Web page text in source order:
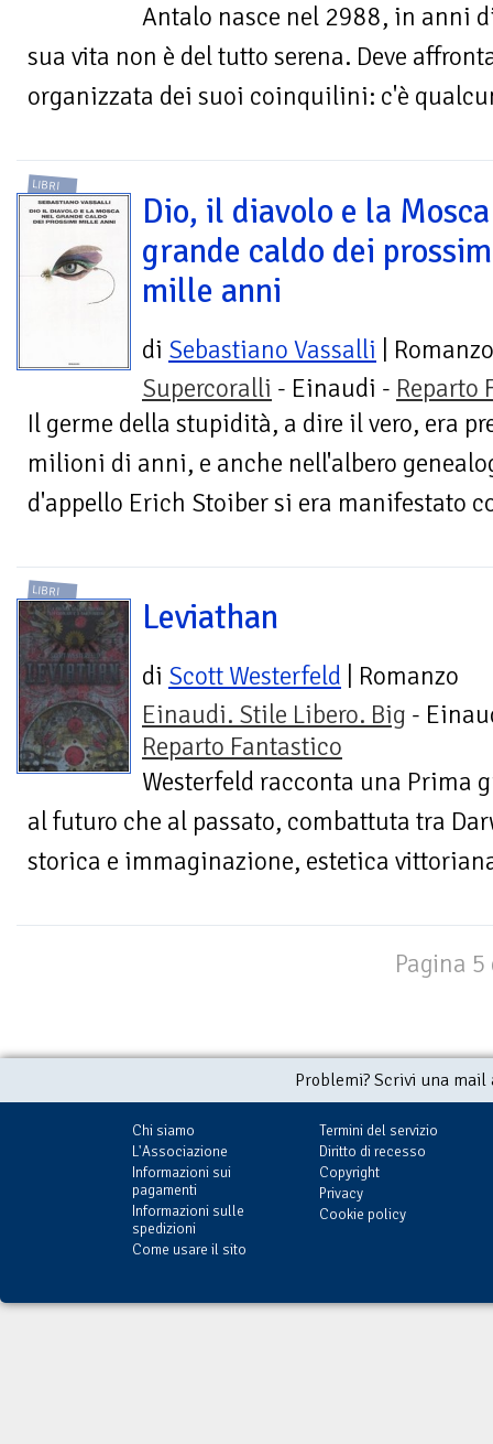
Antalo nasce nel 2988, in anni
sua vita non è del tutto serena. Deve
organizzata dei suoi coinquilini: c'è
LIBRI
Dio, il diavolo e la
grande caldo dei
mille anni
di Sebastiano Vassalli | Romanzo
Supercoralli - Einaudi - Reparto
Il germe della stupidità, a dire il vero, era
milioni di anni, e anche nell'albero
d'appello Erich Stoiber si era manifestato
LIBRI
Leviathan
di Scott Westerfeld | Romanzo
Einaudi. Stile Libero. Big -
Reparto Fantastico
Westerfeld racconta una Prima
al futuro che al passato, combattuta tra
storica e immaginazione, estetica
Pagina 5
Problemi? Scrivi una
Chi siamo
L'Associazione
Informazioni sui
pagamenti
Informazioni sulle
spedizioni
Come usare il sito
Termini del servizio
Diritto di recesso
Copyright
Privacy
Cookie policy